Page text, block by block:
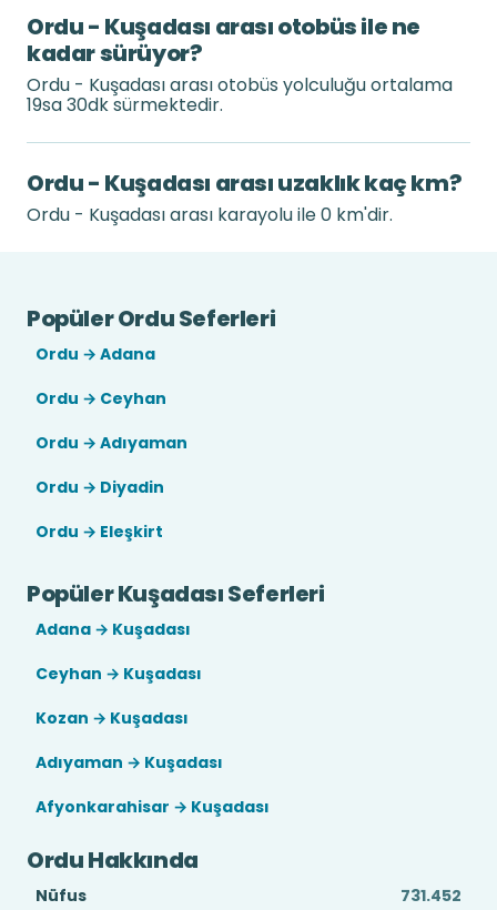
Ordu - Kuşadası arası otobüs ile ne
kadar sürüyor?
Ordu - Kuşadası arası otobüs yolculuğu ortalama
19sa 30dk sürmektedir.
Ordu - Kuşadası arası uzaklık kaç km?
Ordu - Kuşadası arası karayolu ile 0 km'dir.
Popüler Ordu Seferleri
Ordu → Adana
Ordu → Ceyhan
Ordu → Adıyaman
Ordu → Diyadin
Ordu → Eleşkirt
Popüler Kuşadası Seferleri
Adana → Kuşadası
Ceyhan → Kuşadası
Kozan → Kuşadası
Adıyaman → Kuşadası
Afyonkarahisar → Kuşadası
Ordu Hakkında
Nüfus
731.452